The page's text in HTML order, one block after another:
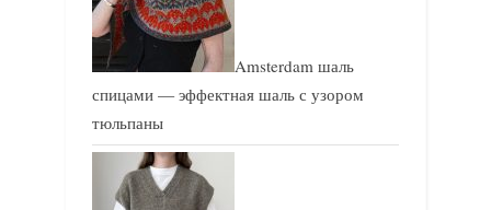
Amsterdam шаль
спицами — эффектная шаль с узором
тюльпаны